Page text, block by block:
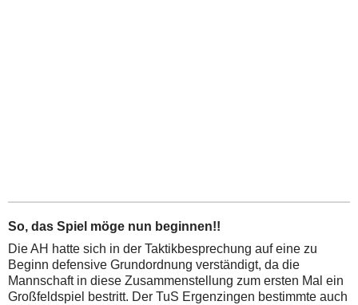
So, das Spiel möge nun beginnen!!
Die AH hatte sich in der Taktikbesprechung auf eine zu
Beginn defensive Grundordnung verständigt, da die
Mannschaft in diese Zusammenstellung zum ersten Mal ein
Großfeldspiel bestritt. Der TuS Ergenzingen bestimmte auch